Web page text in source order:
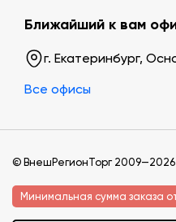
Ближайший к вам
г. Екатеринбург,
Все офисы
© ВнешРегионТорг 2009—2026
Минимальная сумма заказа